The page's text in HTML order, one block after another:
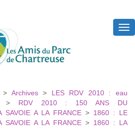
Archives> LES RDV 2010 : eau
> RDV 2010 : 150 ANS DU
SAVOIE A LA FRANCE> 1860 : LE
SAVOIE A LA FRANCE> 1860 : LA